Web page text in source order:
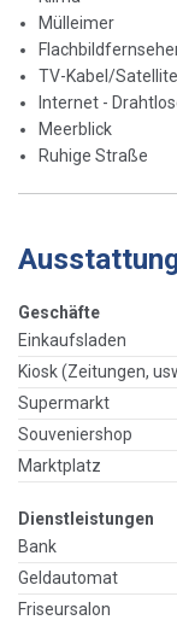
Mülleimer
TV-Kabel/
Internet -
Meerblick
Ruhige Straße
Geschäfte
Einkaufsladen
Kiosk (Zeitungen,
Supermarkt
Souveniershop
Marktplatz
Dienstleistungen
Bank
Geldautomat
Friseursalon